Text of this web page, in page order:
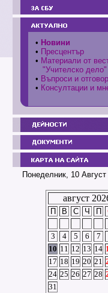
• Новини
• Пресцентър
• Материали от
"Учителско дело"
• Въпроси и
• Консултации и
Понеделник, 10 Август
август
П В С Ч П
3
4 5 6 7
10 11 12 13 14
17 18 19 20 21
24 25 26 27 28
31